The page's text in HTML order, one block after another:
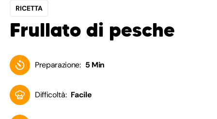
RICETTA
Frullato di pesche
Preparazione: 5 Min
Difficoltà: Facile